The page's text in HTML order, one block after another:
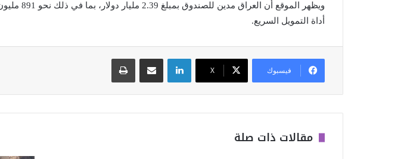
ويظهر الموقع أن
أداة التمويل السريع.
فيسبوك ‫X
لينكدإن
مقالات ذات صلة